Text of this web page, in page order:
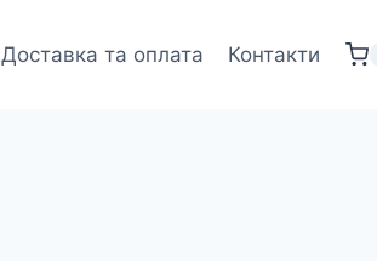
Доставка та оплата Контакти